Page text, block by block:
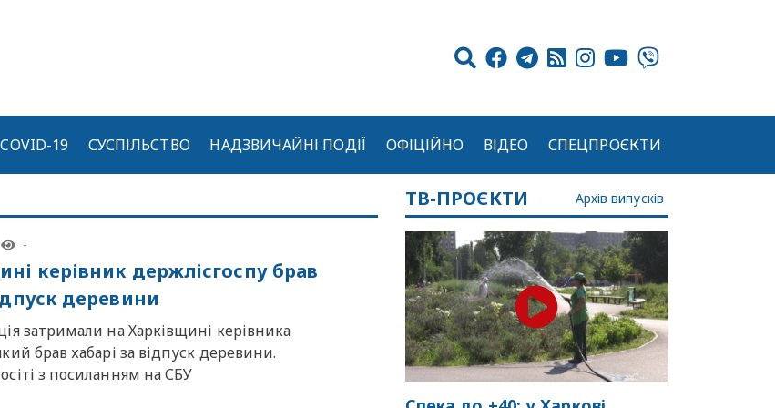
COVID-19 СУСПІЛЬСТВО НАДЗВИЧАЙНІ ПОДІЇ ОФІЦІЙНО ВІДЕО СПЕЦПРОЄКТИ
-
керівник держлісгоспу брав
деревини
затримали на Харківщині керівника
брав хабарі за відпуск деревини.
з посиланням на СБУ
ТВ-ПРОЄКТИ Архів випусків